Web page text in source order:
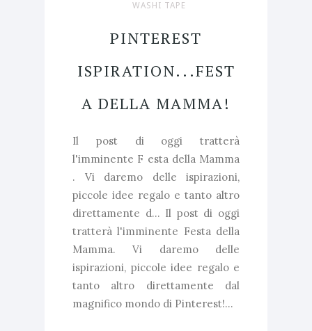
WASHI TAPE
PINTEREST
ISPIRATION...FEST
A DELLA MAMMA!
Il post di oggi tratterà
l'imminente F esta della Mamma
. Vi daremo delle ispirazioni,
piccole idee regalo e tanto altro
direttamente d... Il post di oggi
tratterà l'imminente Festa della
Mamma. Vi daremo delle
ispirazioni, piccole idee regalo e
tanto altro direttamente dal
magnifico mondo di Pinterest!...